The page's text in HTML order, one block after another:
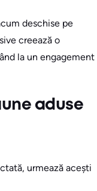
deschise pe
creează o
la un engagement
aduse
urmează acești